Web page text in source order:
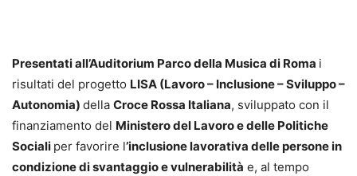
Presentati all’Auditorium Parco della Musica di Roma i
risultati del progetto LISA (Lavoro – Inclusione – Sviluppo –
Autonomia) della Croce Rossa Italiana, sviluppato con il
finanziamento del Ministero del Lavoro e delle Politiche
Sociali per favorire l’inclusione lavorativa delle persone in
condizione di svantaggio e vulnerabilità e, al tempo